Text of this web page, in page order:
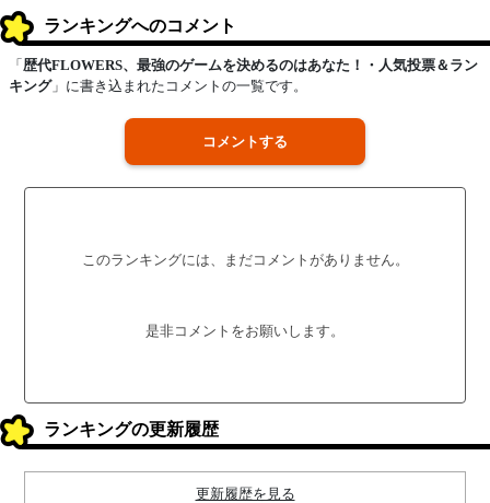
ランキングへのコメント
「 歴代FLOWERS、最強のゲームを決めるのはあなた！・人気投票＆ラン
キング」に書き込まれたコメントの一覧です。
コメントする
このランキングには、まだコメントがありません。
是非コメントをお願いします。
ランキングの更新履歴
更新履歴を見る